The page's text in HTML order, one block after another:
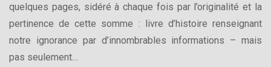
quelques pages, sidéré à chaque fois par l’originalité et la
pertinence de cette somme : livre d’histoire renseignant
notre ignorance par d’innombrables informations – mais
pas seulement…